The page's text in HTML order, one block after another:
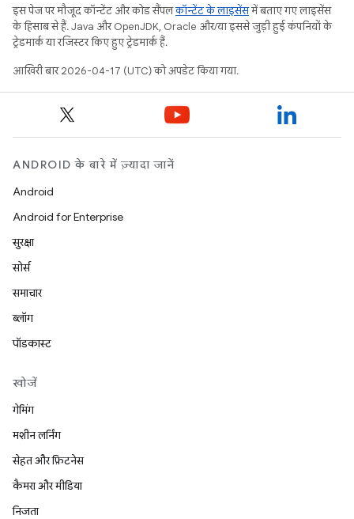
इस पेज पर मौजूद कॉन्टेंट और कोड सैंपलकॉन्टेंट के लाइसेंसमें बताए गए लाइसेंस
के हिसाब से हैं. Java और OpenJDK, Oracle और/या इससे जुड़ी हुई कंपनियों के
ट्रेडमार्क या रजिस्टर किए हुए ट्रेडमार्क हैं.
आखिरी बार 2026-04-17 (UTC) को अपडेट किया गया.
ANDROID के बारे में ज़्यादा जानें
Android
Android for Enterprise
सुरक्षा
सोर्स
समाचार
ब्लॉग
पॉडकास्ट
खोजें
गेमिंग
मशीन लर्निंग
सेहत और फ़िटनेस
कैमरा और मीडिया
निजता